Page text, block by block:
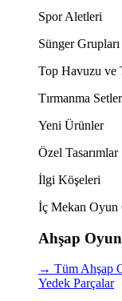
Spor Aletleri
Sünger Grupları
Top Havuzu ve
Tırmanma
Yeni Ürünler
Özel Tasarımlar
İlgi Köşeleri
İç Mekan Oyun
Ahşap
→ Tüm Ahşap
Yedek Parçalar